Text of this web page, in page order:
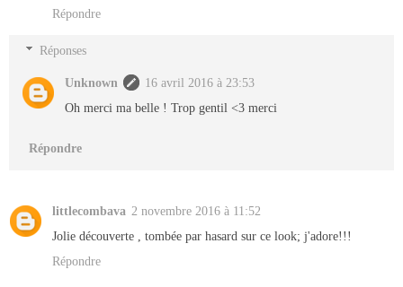
Répondre
Réponses
Unknown
16 avril 2016 à 23:53
Oh merci ma belle ! Trop gentil <3 merci
Répondre
littlecombava 2 novembre 2016 à 11:52
Jolie découverte , tombée par hasard sur ce look; j'adore!!!
Répondre